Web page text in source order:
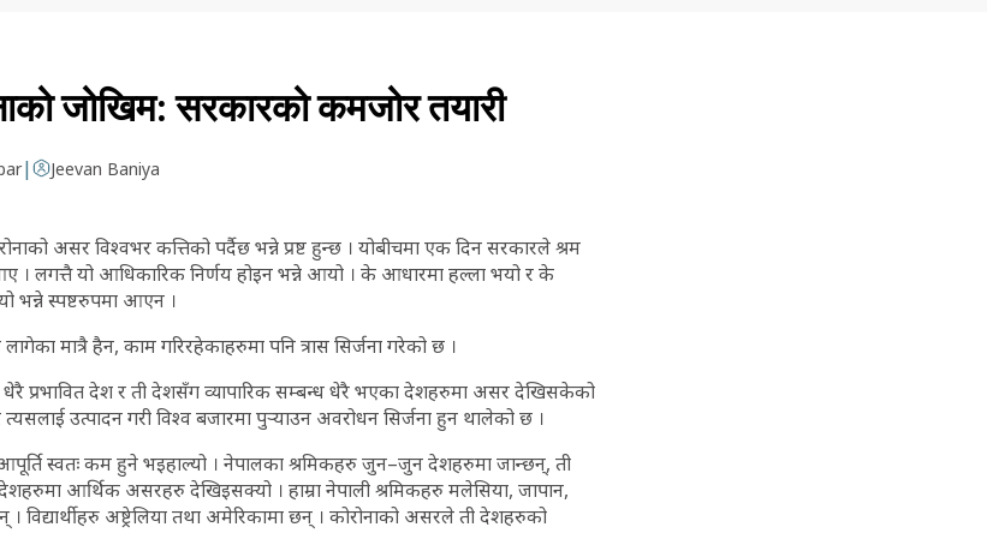
जोखिम: सरकारको कमजोर तयारी
| Jeevan Baniya
असर विश्वभर कत्तिको पर्दैछ भन्ने प्रष्ट हुन्छ । योबीचमा एक दिन सरकारले श्रम
। लगत्तै यो आधिकारिक निर्णय होइन भन्ने आयो । के आधारमा हल्ला भयो र के
भन्ने स्पष्टरुपमा आएन ।
मात्रै हैन, काम गरिरहेकाहरुमा पनि त्रास सिर्जना गरेको छ ।
धेरै प्रभावित देश र ती देशसँग व्यापारिक सम्बन्ध धेरै भएका देशहरुमा असर देखिसकेको
उत्पादन गरी विश्व बजारमा पुर्‍याउन अवरोधन सिर्जना हुन थालेको छ ।
स्वतः कम हुने भइहाल्यो । नेपालका श्रमिकहरु जुन–जुन देशहरुमा जान्छन्, ती
आर्थिक असरहरु देखिइसक्यो । हाम्रा नेपाली श्रमिकहरु मलेसिया, जापान,
विद्यार्थीहरु अष्ट्रेलिया तथा अमेरिकामा छन् । कोरोनाको असरले ती देशहरुको